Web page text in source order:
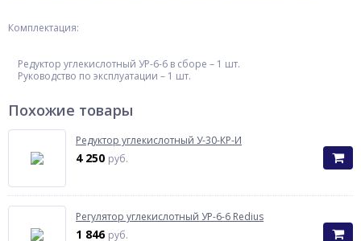
Комплектация:
Редуктор углекислотный УР-6-6 в сборе – 1 шт.
Руководство по эксплуатации – 1 шт.
Похожие товары
Редуктор углекислотный У-30-КР-И
4 250 руб.
Регулятор углекислотный УР-6-6 Redius
1 846 руб.